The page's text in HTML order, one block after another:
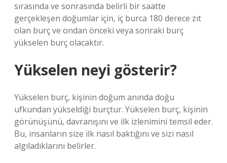
sırasında ve sonrasında belirli bir saatte
gerçekleşen doğumlar için, iç burca 180 derece zıt
olan burç ve ondan önceki veya sonraki burç
yükselen burç olacaktır.
Yükselen neyi gösterir?
Yükselen burç, kişinin doğum anında doğu
ufkundan yükseldiği burçtur. Yükselen burç, kişinin
görünüşünü, davranışını ve ilk izlenimini temsil eder.
Bu, insanların size ilk nasıl baktığını ve sizi nasıl
algıladıklarını belirler.